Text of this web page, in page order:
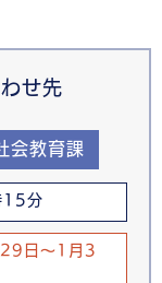
せ先
会教育課
15分
29日～1月3